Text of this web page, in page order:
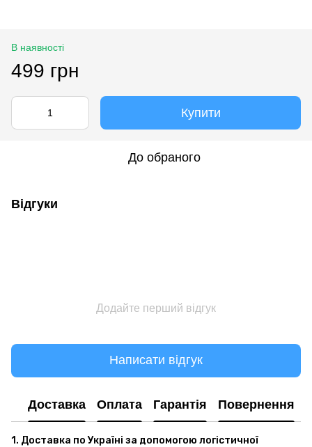
В наявності
499 грн
Купити
До обраного
Відгуки
Додайте перший відгук
Написати відгук
Доставка Оплата Гарантія Повернення
1. Доставка по Україні за допомогою логістичної